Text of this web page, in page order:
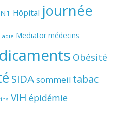
Hôpital journée
Mediator médecins
Obésité
SIDAsommeil tabac
VIH épidémie